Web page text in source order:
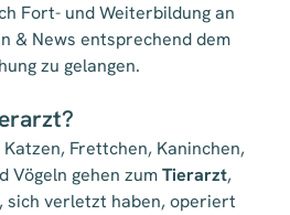
Fort- und Weiterbildung an
& News entsprechend dem
zu gelangen.
Frettchen, Kaninchen,
Vögeln gehen zumTierarzt,
sich verletzt haben, operiert